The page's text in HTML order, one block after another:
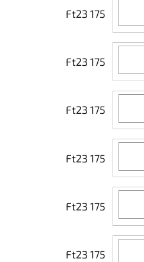
Ft23 175
Ft23 175
Ft23 175
Ft23 175
Ft23 175
Ft23 175